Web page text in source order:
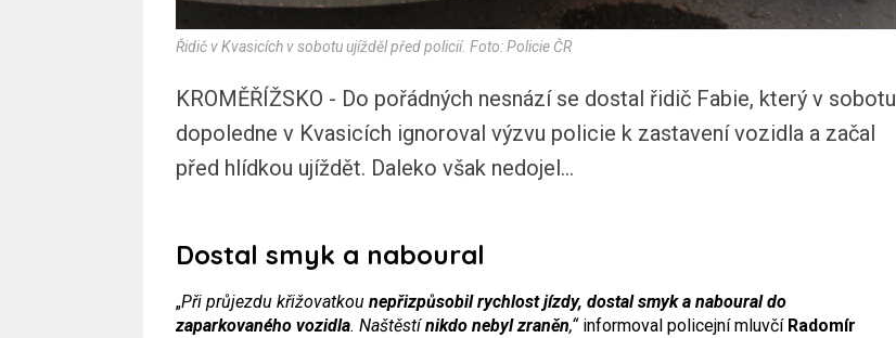
Řidič v Kvasicích v sobotu ujížděl před policií. Foto: Policie ČR
KROMĚŘÍŽSKO - Do pořádných nesnází se dostal řidič Fabie, který v sobotu
dopoledne v Kvasicích ignoroval výzvu policie k zastavení vozidla a začal
před hlídkou ujíždět. Daleko však nedojel…
Dostal smyk a naboural
„Při průjezdu křižovatkou nepřizpůsobil rychlost jízdy, dostal smyk a naboural do
zaparkovaného vozidla. Naštěstínikdo nebyl zraněn,“informoval policejní mluvčí Radomír